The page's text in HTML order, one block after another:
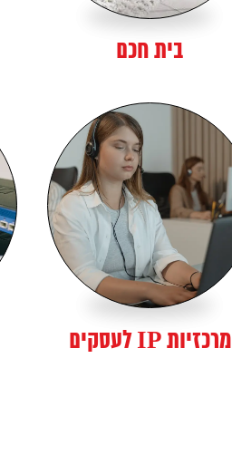
בית חכם
מרכזיות IP לעסקים